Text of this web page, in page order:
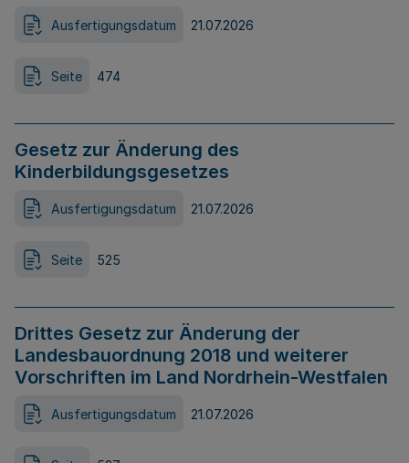
Ausfertigungsdatum 21.07.2026
Seite 474
Gesetz zur Änderung des
Kinderbildungsgesetzes
Ausfertigungsdatum 21.07.2026
Seite 525
Drittes Gesetz zur Änderung der
Landesbauordnung 2018 und weiterer
Vorschriften im Land Nordrhein-Westfalen
Ausfertigungsdatum 21.07.2026